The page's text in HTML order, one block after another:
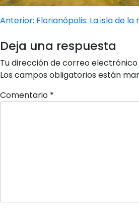
Navegación
entradas
Anterior: Florianópolis: La isla de la
Deja una respuesta
Tu dirección de correo
Los campos obligatorios están
Comentario *